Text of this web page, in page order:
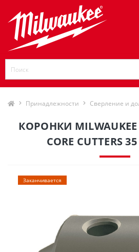
Принадлежности Сверление и
КОРОНКИ MILWAUKEE
CORE CUTTERS
Заканчивается